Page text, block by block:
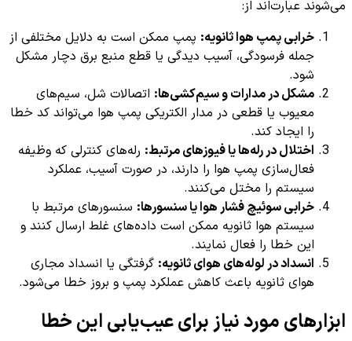
می‌شوند عبارت‌اند از:
خرابی پمپ هوا ثانویه: پمپ ممکن است به دلایل مختلفی از
جمله فرسودگی، آسیب دیدگی یا قطع منبع برق دچار مشکل
شود.
مشکل در مدارات و سیم‌کشی‌ها: اتصالات شل، سیم‌های
معیوب یا قطعی در مدار الکتریکی پمپ هوا می‌تواند کد خطا
را ایجاد کند.
اختلال در رله‌ها یا فیوزهای مرتبط: رله‌های کنترلی که وظیفه
فعال‌سازی پمپ هوا را دارند، در صورت آسیب، عملکرد
سیستم را مختل می‌کنند.
خرابی سوئیچ فشار هوا یا سنسورها: سنسورهای مرتبط با
سیستم هوا ثانویه ممکن است داده‌های غلط ارسال کنند و
این خطا را فعال نمایند.
انسداد در لوله‌های هوای ثانویه: گرفتگی یا انسداد مجاری
هوای ثانویه باعث کاهش عملکرد پمپ و بروز خطا می‌شود.
ابزارهای مورد نیاز برای عیب‌یابی این خطا